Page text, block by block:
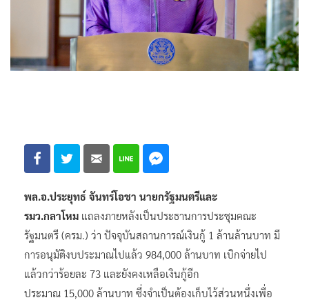
พล.อ.ประยุทธ์ จันทร์โอชา นายกรัฐมนตรีและ
รมว.กลาโหม แถลงภายหลังเป็นประธานการประชุมคณะ
รัฐมนตรี (ครม.) ว่า ปัจจุบันสถานการณ์เงินกู้ 1 ล้านล้านบาท มี
การอนุมัติงบประมาณไปแล้ว 984,000 ล้านบาท เบิกจ่ายไป
แล้วกว่าร้อยละ 73 และยังคงเหลือเงินกู้อีก
ประมาณ 15,000 ล้านบาท ซึ่งจำเป็นต้องเก็บไว้ส่วนหนึ่งเพื่อ